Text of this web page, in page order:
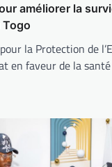
améliorer la
la Protection de
en faveur de la